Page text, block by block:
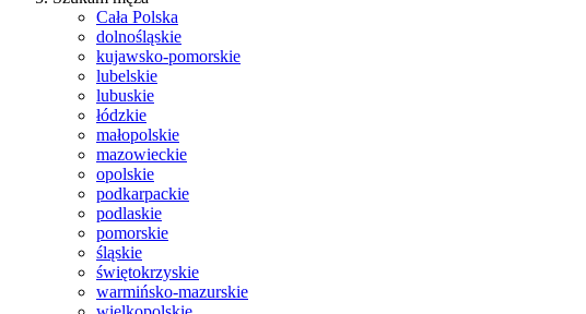
Cała Polska
dolnośląskie
kujawsko-pomorskie
lubelskie
lubuskie
łódzkie
małopolskie
mazowieckie
opolskie
podkarpackie
podlaskie
pomorskie
śląskie
świętokrzyskie
warmińsko-mazurskie